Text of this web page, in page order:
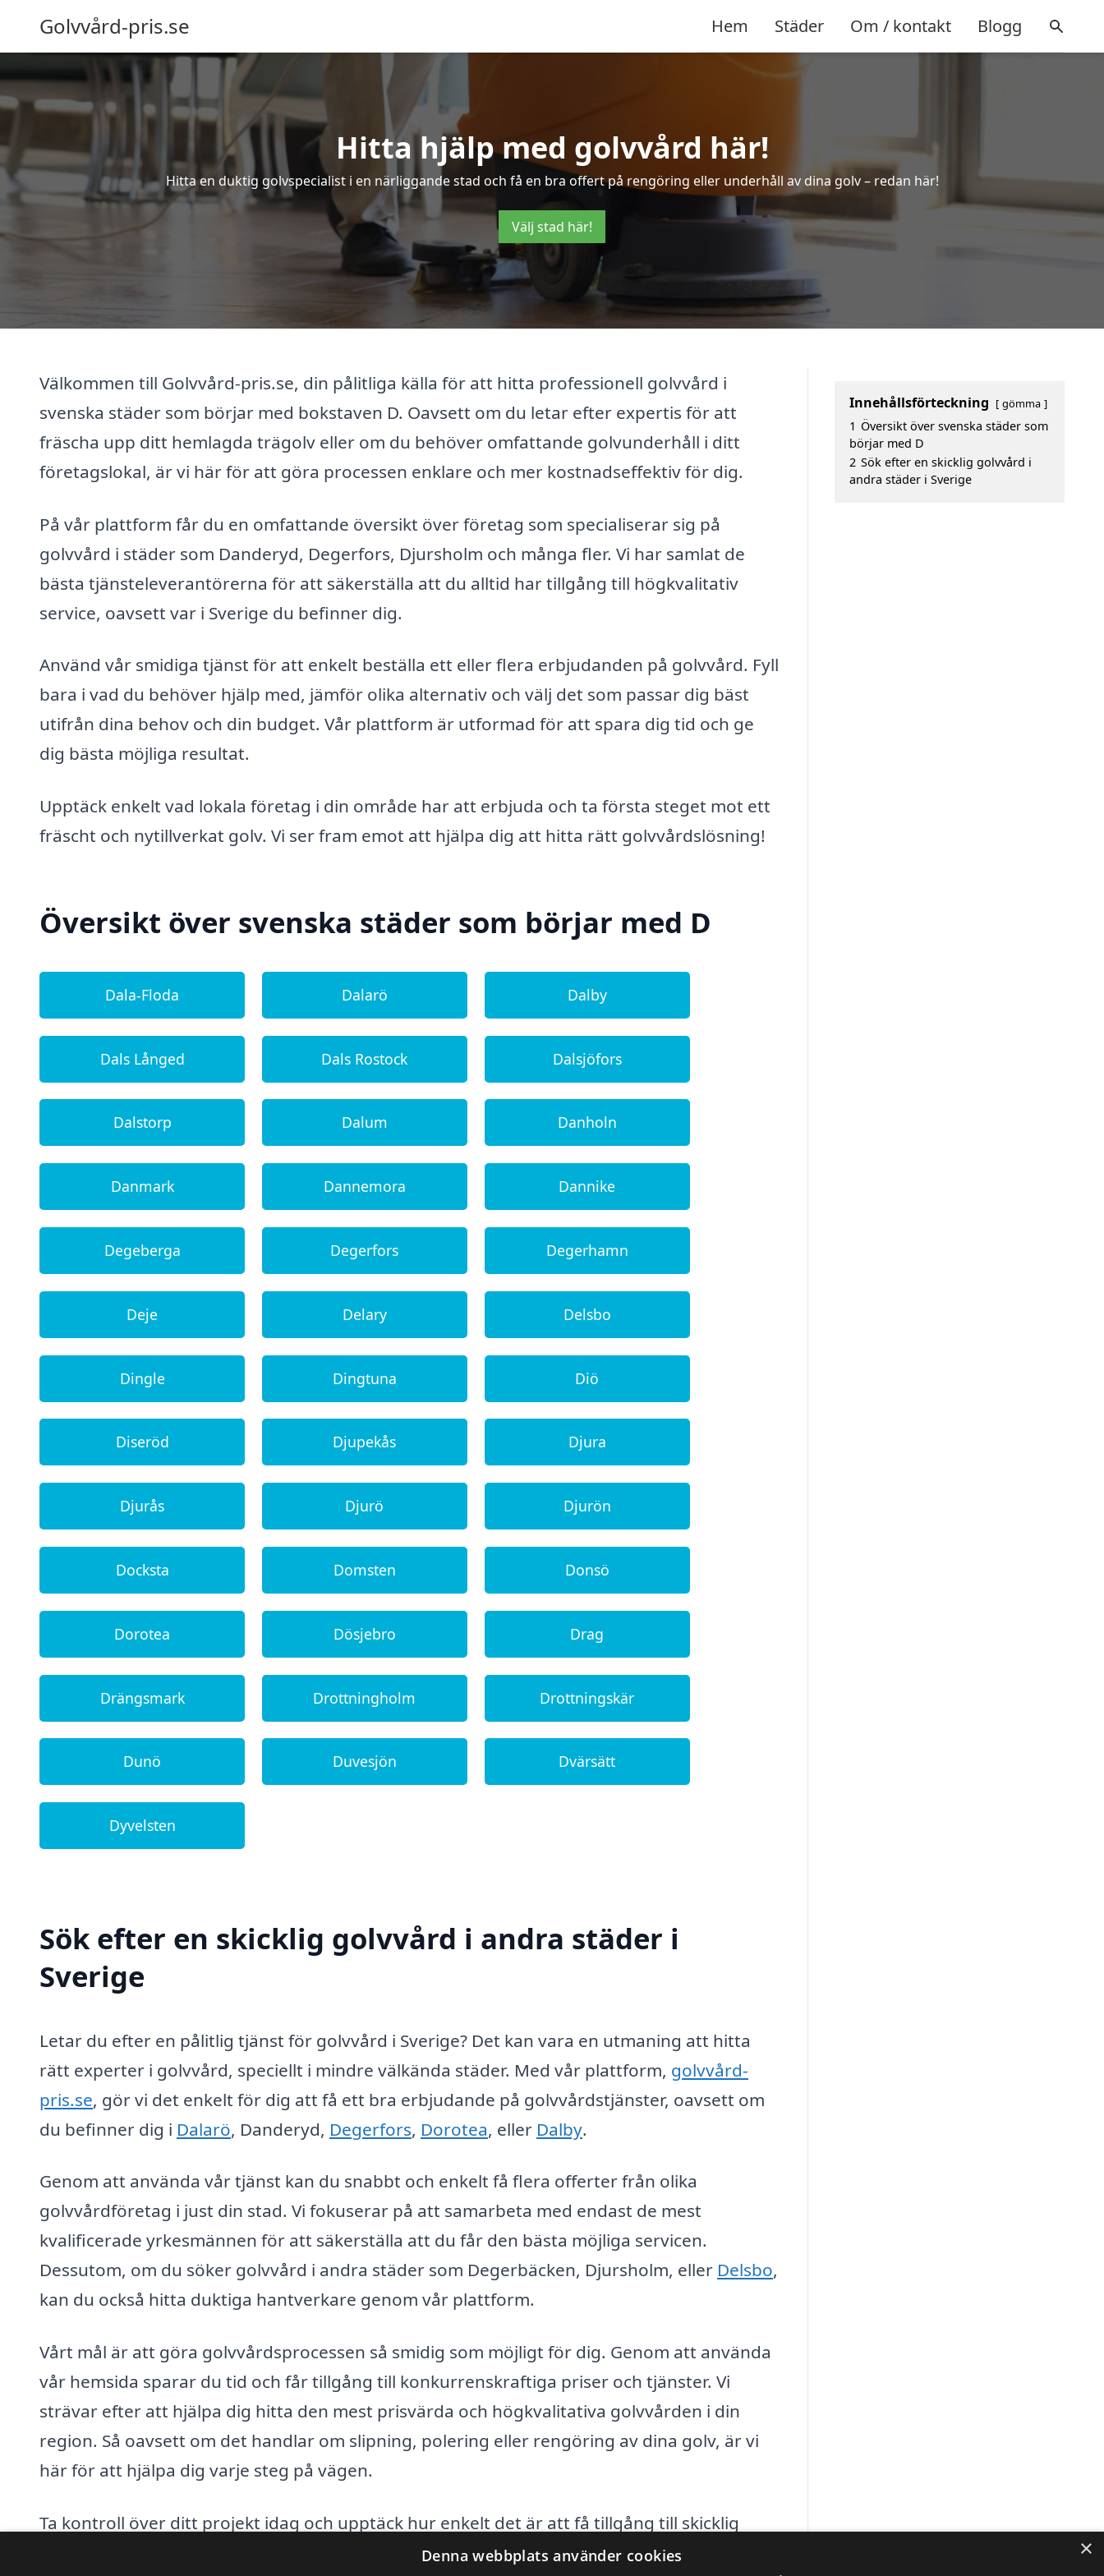
Golvvård-pris.se Hem Städer Om / kontakt Blogg
Hitta hjälp med golvvård här!
Hitta en duktig golvspecialist i en närliggande stad och få en bra offert på rengöring eller underhåll av dina golv – redan här!
Välj stad här!
Välkommen till Golvvård-pris.se, din pålitliga källa för att hitta professionell golvvård i
svenska städer som börjar med bokstaven D. Oavsett om du letar efter expertis för att
fräscha upp ditt hemlagda trägolv eller om du behöver omfattande golvunderhåll i ditt
företagslokal, är vi här för att göra processen enklare och mer kostnadseffektiv för dig.
På vår plattform får du en omfattande översikt över företag som specialiserar sig på
golvvård i städer som Danderyd, Degerfors, Djursholm och många fler. Vi har samlat de
bästa tjänsteleverantörerna för att säkerställa att du alltid har tillgång till högkvalitativ
service, oavsett var i Sverige du befinner dig.
Använd vår smidiga tjänst för att enkelt beställa ett eller flera erbjudanden på golvvård. Fyll
bara i vad du behöver hjälp med, jämför olika alternativ och välj det som passar dig bäst
utifrån dina behov och din budget. Vår plattform är utformad för att spara dig tid och ge
dig bästa möjliga resultat.
Upptäck enkelt vad lokala företag i din område har att erbjuda och ta första steget mot ett
fräscht och nytillverkat golv. Vi ser fram emot att hjälpa dig att hitta rätt golvvårdslösning!
Översikt över svenska städer som börjar med D
Dala-Floda Dalarö Dalby
Dals Långed Dals Rostock Dalsjöfors
Dalstorp Dalum Danholn
Danmark Dannemora Dannike
Degeberga Degerfors Degerhamn
Deje Delary Delsbo
Dingle Dingtuna Diö
Diseröd Djupekås Djura
Djurås Djurö Djurön
Docksta Domsten Donsö
Dorotea Dösjebro Drag
Drängsmark Drottningholm Drottningskär
Dunö Duvesjön Dvärsätt
Dyvelsten
Sök efter en skicklig golvvård i andra städer i
Sverige
Letar du efter en pålitlig tjänst för golvvård i Sverige? Det kan vara en utmaning att hitta
rätt experter i golvvård, speciellt i mindre välkända städer. Med vår plattform, golvvård-
pris.se, gör vi det enkelt för dig att få ett bra erbjudande på golvvårdstjänster, oavsett om
du befinner dig i Dalarö, Danderyd, Degerfors, Dorotea, eller Dalby.
Genom att använda vår tjänst kan du snabbt och enkelt få flera offerter från olika
golvvårdföretag i just din stad. Vi fokuserar på att samarbeta med endast de mest
kvalificerade yrkesmännen för att säkerställa att du får den bästa möjliga servicen.
Dessutom, om du söker golvvård i andra städer som Degerbäcken, Djursholm, eller Delsbo,
kan du också hitta duktiga hantverkare genom vår plattform.
Vårt mål är att göra golvvårdsprocessen så smidig som möjligt för dig. Genom att använda
vår hemsida sparar du tid och får tillgång till konkurrenskraftiga priser och tjänster. Vi
strävar efter att hjälpa dig hitta den mest prisvärda och högkvalitativa golvvården i din
region. Så oavsett om det handlar om slipning, polering eller rengöring av dina golv, är vi
här för att hjälpa dig varje steg på vägen.
Ta kontroll över ditt projekt idag och upptäck hur enkelt det är att få tillgång till skicklig
till Döderhultsvik. Besök oss nu pågolvvård-
Innehållsförteckning gömma
1 Översikt över svenska städer som
börjar med D
2 Sök efter en skicklig golvvård i
andra städer i Sverige
×
Denna webbplats använder cookies